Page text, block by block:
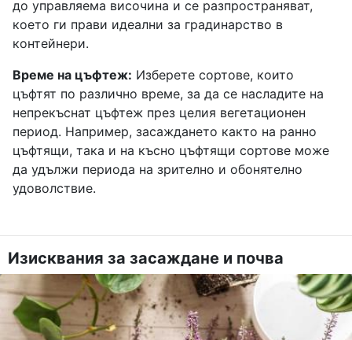
до управляема височина и се разпространяват,
което ги прави идеални за градинарство в
контейнери.
Време на цъфтеж: Изберете сортове, които
цъфтят по различно време, за да се насладите на
непрекъснат цъфтеж през целия вегетационен
период. Например, засаждането както на ранно
цъфтящи, така и на късно цъфтящи сортове може
да удължи периода на зрително и обонятелно
удоволствие.
Изисквания за засаждане и почва